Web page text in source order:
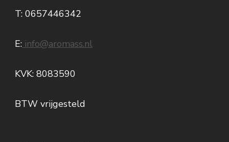
T: 0657446342
E: info@aromass.nl
KVK: 8083590
BTW vrijgesteld